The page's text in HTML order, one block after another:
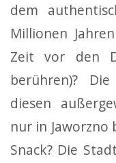
dem
Millionen Jahren
Zeit vor den
berühren)? Die
diesen
nur in Jaworzno
Snack? Die